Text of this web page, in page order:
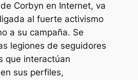
Corbyn en Internet, va
al fuerte activismo
a su campaña. Se
legiones de seguidores
que interactúan
sus perfiles,